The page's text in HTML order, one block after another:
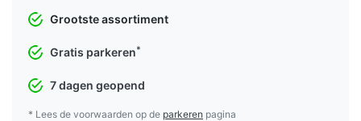
Grootste assortiment
Gratis parkeren*
7 dagen geopend
* Lees de voorwaarden op de parkeren pagina